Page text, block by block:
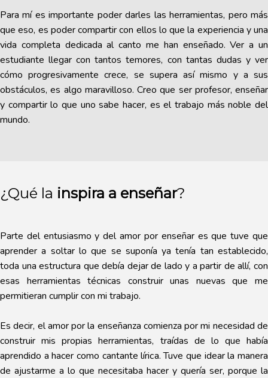
Para mí es importante poder darles las herramientas, pero más
que eso, es poder compartir con ellos lo que la experiencia y una
vida completa dedicada al canto me han enseñado. Ver a un
estudiante llegar con tantos temores, con tantas dudas y ver
cómo progresivamente crece, se supera así mismo y a sus
obstáculos, es algo maravilloso. Creo que ser profesor, enseñar
y compartir lo que uno sabe hacer, es el trabajo más noble del
mundo.
¿Qué la inspira a enseñar?
Parte del entusiasmo y del amor por enseñar es que tuve que
aprender a soltar lo que se suponía ya tenía tan establecido,
toda una estructura que debía dejar de lado y a partir de allí, con
esas herramientas técnicas construir unas nuevas que me
permitieran cumplir con mi trabajo.
Es decir, el amor por la enseñanza comienza por mi necesidad de
construir mis propias herramientas, traídas de lo que había
aprendido a hacer como cantante lírica. Tuve que idear la manera
de ajustarme a lo que necesitaba hacer y quería ser, porque la